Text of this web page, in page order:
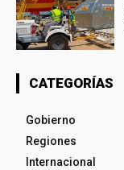
CATEGORÍAS
Gobierno
Regiones
Internacional